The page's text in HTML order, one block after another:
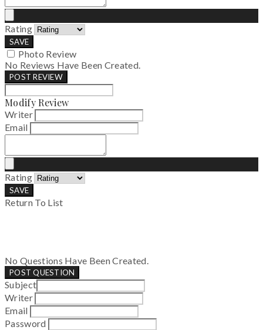
Rating
SAVE
Photo Review
No Reviews Have Been Created.
POST REVIEW
Modify Review
Writer
Email
Rating
SAVE
Return To List
No Questions Have Been Created.
POST QUESTION
Subject
Writer
Email
Password